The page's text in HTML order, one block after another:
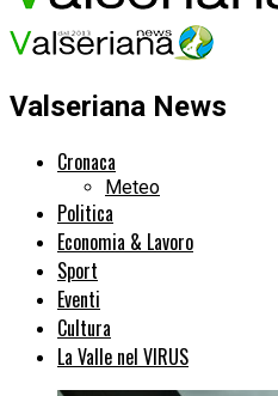
Valseriana News
Cronaca
Meteo
Politica
Economia & Lavoro
Sport
Eventi
Cultura
La Valle nel VIRUS